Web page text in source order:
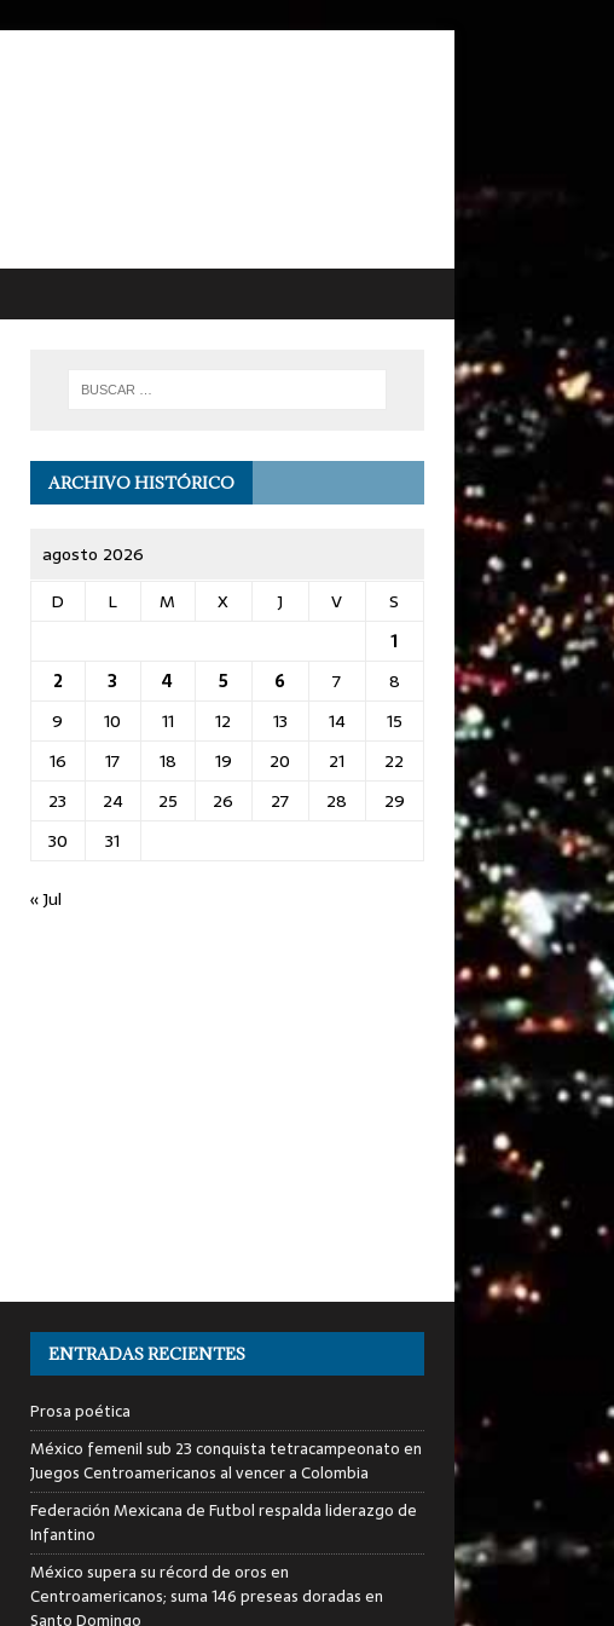
ARCHIVO HISTÓRICO
agosto 2026
D
L M X J V
S
1
2
3 4 5 6 7
8
9
10 11 12 13 14
15
16
17 18 19 20 21
22
23
24 25 26 27 28
29
30
31
« Jul
ENTRADAS RECIENTES
Prosa poética
México femenil sub 23 conquista tetracampeonato en
Juegos Centroamericanos al vencer a Colombia
Federación Mexicana de Futbol respalda liderazgo de
Infantino
México supera su récord de oros en
Centroamericanos; suma 146 preseas doradas en
Santo Domingo